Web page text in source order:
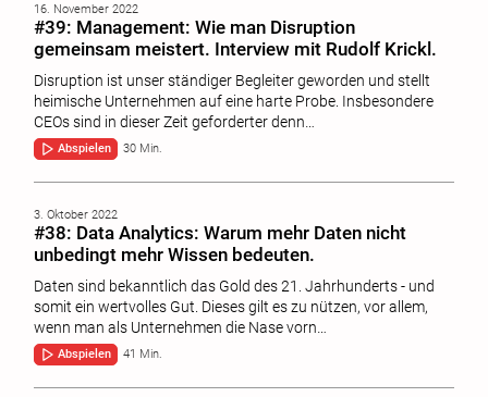
16. November 2022
#39: Management: Wie man Disruption
gemeinsam meistert. Interview mit Rudolf Krickl.
Disruption ist unser ständiger Begleiter geworden und stellt
heimische Unternehmen auf eine harte Probe. Insbesondere
CEOs sind in dieser Zeit geforderter denn…
Abspielen 30 Min.
3. Oktober 2022
#38: Data Analytics: Warum mehr Daten nicht
unbedingt mehr Wissen bedeuten.
Daten sind bekanntlich das Gold des 21. Jahrhunderts - und
somit ein wertvolles Gut. Dieses gilt es zu nützen, vor allem,
wenn man als Unternehmen die Nase vorn…
Abspielen 41 Min.